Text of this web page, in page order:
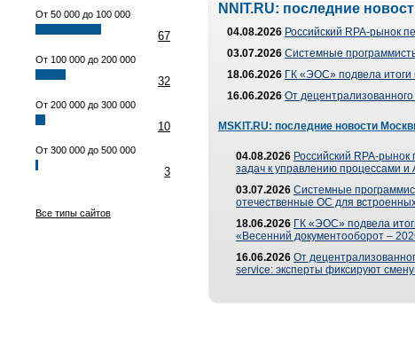
От 50 000 до 100 000
67
От 100 000 до 200 000
32
От 200 000 до 300 000
10
От 300 000 до 500 000
3
Все типы сайтов
NNIT.RU: последние
04.08.2026 Российский RPA-рынок
03.07.2026 Системные
18.06.2026 ГК «ЭОС» подвела
16.06.2026 От
MSKIT.RU: последние новости
04.08.2026 Российский RPA-
задач к управлению процессами и
03.07.2026 Системные
отечественные ОС для
18.06.2026 ГК «ЭОС» подвела
«Весенний документооборот –
16.06.2026 От
service: эксперты фиксируют